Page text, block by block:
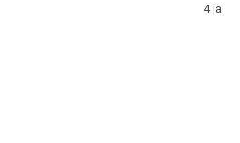
4 jam